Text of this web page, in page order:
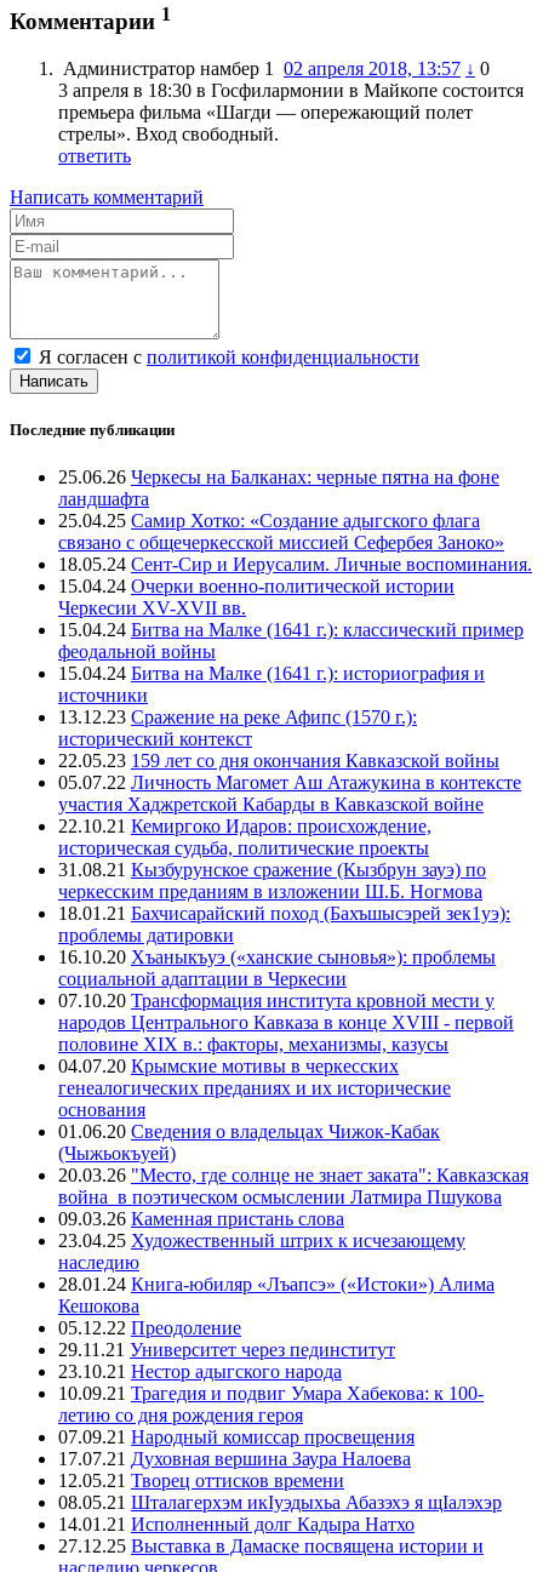
Комментарии 1
Администратор намбер 1 02 апреля 2018, 13:57 ↓ 0
3 апреля в 18:30 в Госфилармонии в Майкопе состоится
премьера фильма «Шагди — опережающий полет
стрелы». Вход свободный.
ответить
Написать комментарий
Я согласен с политикой конфиденциальности
Написать
Последние публикации
25.06.26 Черкесы на Балканах: черные пятна на фоне
ландшафта
25.04.25 Самир Хотко: «Создание адыгского флага
связано с общечеркесской миссией Сефербея Заноко»
18.05.24 Сент-Сир и Иерусалим. Личные воспоминания.
15.04.24 Очерки военно-политической истории
Черкесии XV-XVII вв.
15.04.24 Битва на Малке (1641 г.): классический пример
феодальной войны
15.04.24 Битва на Малке (1641 г.): историография и
источники
13.12.23 Сражение на реке Афипс (1570 г.):
исторический контекст
22.05.23 159 лет со дня окончания Кавказской войны
05.07.22 Личность Магомет Аш Атажукина в контексте
участия Хаджретской Кабарды в Кавказской войне
22.10.21 Кемиргоко Идаров: происхождение,
историческая судьба, политические проекты
31.08.21 Кызбурунское сражение (Кызбрун зауэ) по
черкесским преданиям в изложении Ш.Б. Ногмова
18.01.21 Бахчисарайский поход (Бахъшысэрей зек1уэ):
проблемы датировки
16.10.20 Хъаныкъуэ («ханские сыновья»): проблемы
социальной адаптации в Черкесии
07.10.20 Трансформация института кровной мести у
народов Центрального Кавказа в конце XVIII - первой
половине XIX в.: факторы, механизмы, казусы
04.07.20 Крымские мотивы в черкесских
генеалогических преданиях и их исторические
основания
01.06.20 Сведения о владельцах Чижок-Кабак
(Чыжьокъуей)
20.03.26 "Место, где солнце не знает заката": Кавказская
война в поэтическом осмыслении Латмира Пшукова
09.03.26 Каменная пристань слова
23.04.25 Художественный штрих к исчезающему
наследию
28.01.24 Книга-юбиляр «Лъапсэ» («Истоки») Алима
Кешокова
05.12.22 Преодоление
29.11.21 Университет через пединститут
23.10.21 Нестор адыгского народа
10.09.21 Трагедия и подвиг Умара Хабекова: к 100-
летию со дня рождения героя
07.09.21 Народный комиссар просвещения
17.07.21 Духовная вершина Заура Налоева
12.05.21 Творец оттисков времени
08.05.21 Шталагерхэм икIуэдыхьа Абазэхэ я щIалэхэр
14.01.21 Исполненный долг Кадыра Натхо
27.12.25 Выставка в Дамаске посвящена истории и